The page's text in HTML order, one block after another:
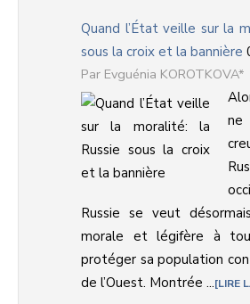
Quand l’État veille sur la
sous la croix et la bannière
Evguénia KOROTKOVA*
Russie se veut
morale et légifère à
protéger sa population
de l’Ouest. Montrée ... LIRE